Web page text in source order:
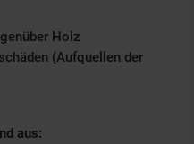
Holz
(Aufquellen der
aus: